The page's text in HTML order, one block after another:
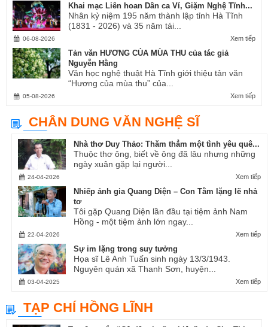
Khai mạc Liên hoan Dân ca Ví, Giặm Nghệ Tĩnh...
Nhân kỷ niệm 195 năm thành lập tỉnh Hà Tĩnh
(1831 - 2026) và 35 năm tái...
Xem tiếp
06-08-2026
Tản văn HƯƠNG CỦA MÙA THU của tác giả
Nguyễn Hằng
Văn học nghệ thuật Hà Tĩnh giới thiệu tản văn
“Hương của mùa thu” của...
Xem tiếp
05-08-2026
CHÂN DUNG VĂN NGHỆ SĨ
Nhà thơ Duy Thảo: Thăm thẳm một tình yêu quê...
Thuộc thơ ông, biết về ông đã lâu nhưng những
ngày xuân gặp lại người...
Xem tiếp
24-04-2026
Nhiếp ảnh gia Quang Diện – Con Tằm lặng lẽ nhả
tơ
Tôi gặp Quang Diện lần đầu tại tiệm ảnh Nam
Hồng - một tiệm ảnh lớn ngay...
Xem tiếp
22-04-2026
Sự im lặng trong suy tưởng
Họa sĩ Lê Anh Tuấn sinh ngày 13/3/1943.
Nguyên quán xã Thanh Sơn, huyện...
Xem tiếp
03-04-2025
TẠP CHÍ HỒNG LĨNH